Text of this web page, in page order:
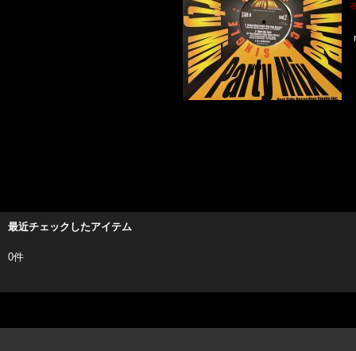
最近チェックしたアイテム
0件